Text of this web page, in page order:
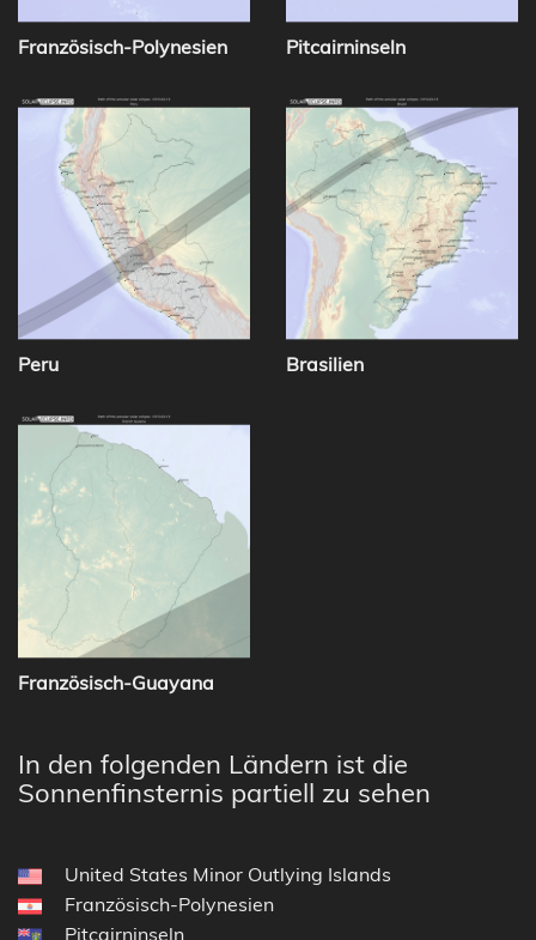
Französisch-Polynesien Pitcairninseln
Peru Brasilien
Französisch-Guayana
In den folgenden Ländern ist die
Sonnenfinsternis partiell zu sehen
United States Minor Outlying Islands
Französisch-Polynesien
Pitcairninseln